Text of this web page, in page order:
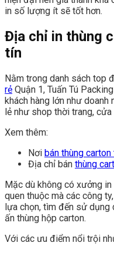
in số lượng ít sẽ tốt hơn.
Địa chỉ in thùng
tín
Nằm trong danh sách top
rẻ Quận 1, Tuấn Tú
khách hàng lớn như doanh
lẻ như shop thời trang,
Xem thêm:
Nơi bán thùng carton
Địa chỉ bán thùng
Mặc dù không có xưởng
quen thuộc mà các công
lựa chọn, tìm đến sử
ấn thùng hộp carton.
Với các ưu điểm nổi trội